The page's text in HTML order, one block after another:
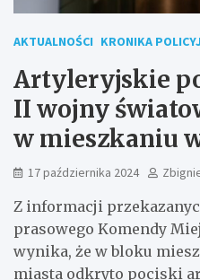
AKTUALNOŚCI KRONIKA
Artyleryjskie
II wojny
w mieszkaniu
17 października 2024
Z informacji
prasowego Komendy
wynika, że w bloku
miasta odkryto pociski